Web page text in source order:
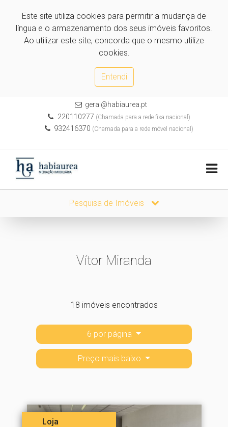
Este site utiliza cookies para permitir a mudança de
língua e o armazenamento dos seus imóveis favoritos.
Ao utilizar este site, concorda que o mesmo utilize
cookies.
Entendi
geral@habiaurea.pt
220110277 (Chamada para a rede fixa nacional)
932416370 (Chamada para a rede móvel nacional)
Pesquisa de Imóveis
Vítor Miranda
18 imóveis encontrados
6 por página
Preço mais baixo
Loja